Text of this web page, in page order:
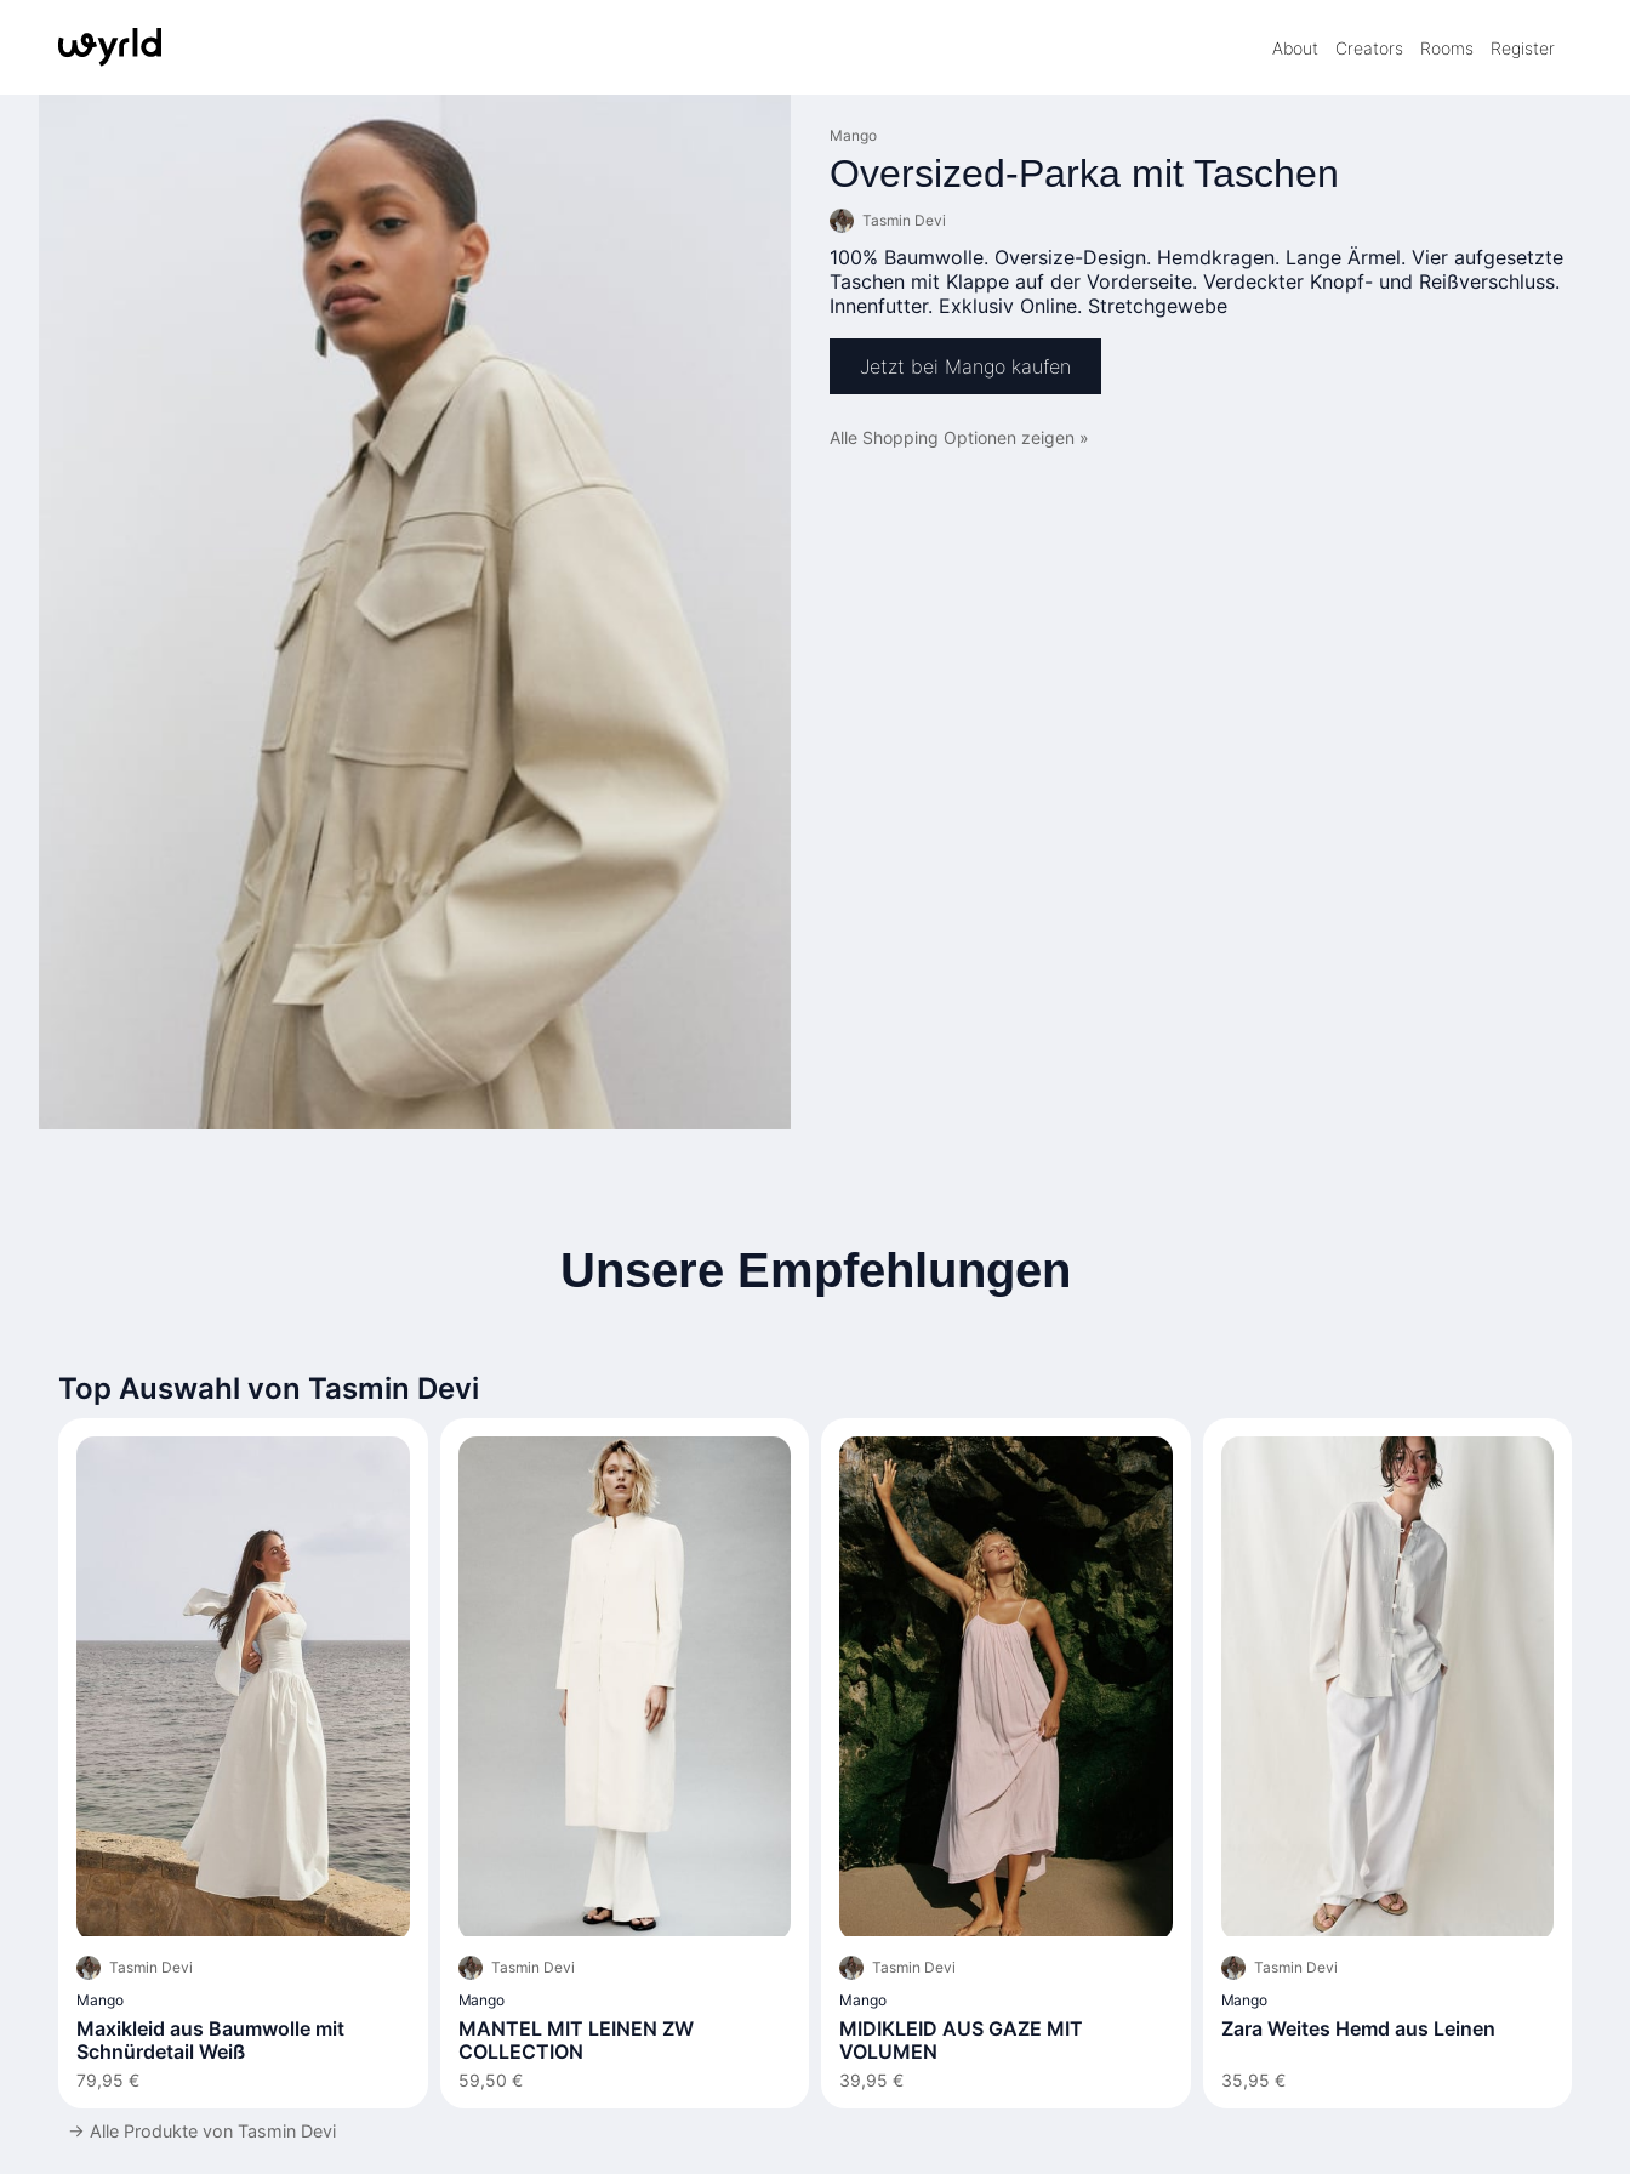
About Creators Rooms Register
Mango
Oversized-Parka mit Taschen
Tasmin Devi
100% Baumwolle. Oversize-Design. Hemdkragen. Lange Ärmel. Vier aufgesetzte
Taschen mit Klappe auf der Vorderseite. Verdeckter Knopf- und Reißverschluss.
Innenfutter. Exklusiv Online. Stretchgewebe
Jetzt bei Mango kaufen
Alle Shopping Optionen zeigen »
Unsere Empfehlungen
Top Auswahl von Tasmin Devi
Tasmin Devi
Mango
Maxikleid aus Baumwolle mit
Schnürdetail Weiß
79,95 €
Tasmin Devi
Mango
MANTEL MIT LEINEN ZW
COLLECTION
59,50 €
Tasmin Devi
Mango
MIDIKLEID AUS GAZE MIT
VOLUMEN
39,95 €
Tasmin Devi
Mango
Zara Weites Hemd aus Leinen
35,95 €
→ Alle Produkte von Tasmin Devi